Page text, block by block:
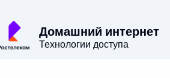
Домашний интернет
Технологии доступа